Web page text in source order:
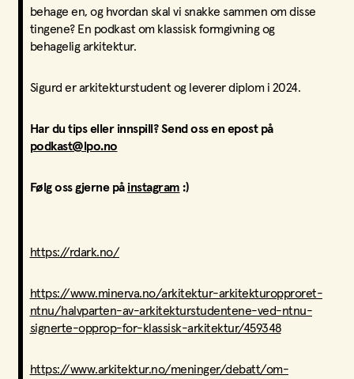
behage en, og hvordan skal vi snakke sammen om disse
tingene? En podkast om klassisk formgivning og
behagelig arkitektur.
Sigurd er arkitekturstudent og leverer diplom i 2024.
Har du tips eller innspill? Send oss en epost på
podkast@lpo.no
Følg oss gjerne på instagram :)
https://rdark.no/
https://www.minerva.no/arkitektur-arkitekturopproret-
ntnu/halvparten-av-arkitekturstudentene-ved-ntnu-
signerte-opprop-for-klassisk-arkitektur/459348
https://www.arkitektur.no/meninger/debatt/om-